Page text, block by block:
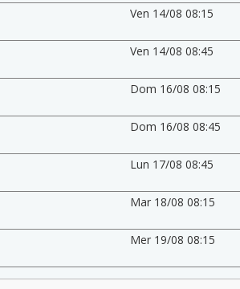
Ven 14/08 08:15
Ven 14/08 08:45
Dom 16/08 08:15
Dom 16/08 08:45
Lun 17/08 08:45
Mar 18/08 08:15
Mer 19/08 08:15